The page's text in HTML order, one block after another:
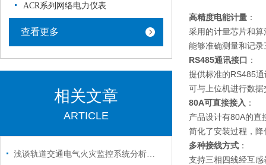
ACR系列网络电力仪表
查看更多
相关文章
ARTICLE
浅谈轨道交通电气火灾监控系统分析措施
高精度电能计量 ：
采用的计量芯片和
能够准确测量和记
RS485通讯接口 ：
提供标准的RS485
可与上位机进行数
80A可直接接入 ：
产品设计有80A的直
简化了安装过程，
多种接线方式 ：
支持三相四线经互